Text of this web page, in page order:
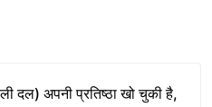
दल) अपनी प्रतिष्ठा खो चुकी है,